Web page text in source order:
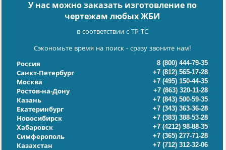
У нас можно заказать изготовление по
чертежам любых ЖБИ
в соответствии с ТР ТС
Сэкономьте время на поиск - сразу звоните нам!
Россия
8 (800) 444-79-35
Санкт-Петербург
+7 (812) 565-17-28
Москва
+7 (495) 150-44-35
Ростов-на-Дону
+7 (863) 320-11-28
Казань
+7 (843) 500-59-35
Екатеринбург
+7 (343) 363-36-28
Новосибирск
+7 (383) 388-53-28
Хабаровск
+7 (4212) 98-88-35
Симферополь
+7 (365) 277-71-28
Казахстан
+7 (712) 312-32-06